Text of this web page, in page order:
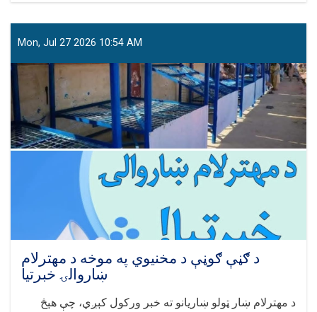
ښاروالۍ
خبرتیا
Mon, Jul 27 2026 10:54 AM
د ګڼې ګوڼې د مخنیوي په موخه د مهترلام
ښاروالۍ خبرتیا
د مهترلام ښار ټولو ښاریانو ته خبر ورکول کېږي، چې هېڅ